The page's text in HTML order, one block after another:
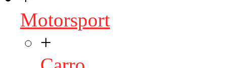
Motorsport
+